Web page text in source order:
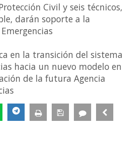
Civil y seis técnicos,
darán soporte a la
en la transición del sistema
hacia un nuevo modelo en
de la futura Agencia